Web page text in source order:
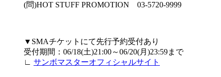
(問)HOT STUFF PROMOTION 03-5720-9999
▼SMAチケットにて先行予約受付あり
受付期間：06/18(土)21:00～06/20(月)23:59まで
∟ サンボマスターオフィシャルサイト